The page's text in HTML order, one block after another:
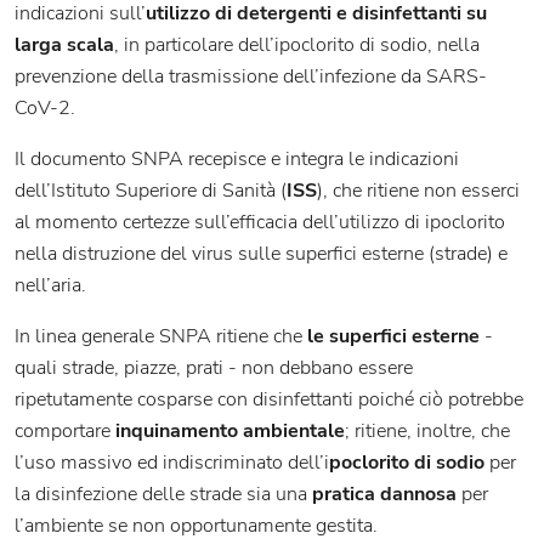
indicazioni sull’utilizzo di detergenti e disinfettanti su
larga scala, in particolare dell’ipoclorito di sodio, nella
prevenzione della trasmissione dell’infezione da SARS-
CoV-2.
Il documento SNPA recepisce e integra le indicazioni
dell’Istituto Superiore di Sanità (ISS), che ritiene non esserci
al momento certezze sull’efficacia dell’utilizzo di ipoclorito
nella distruzione del virus sulle superfici esterne (strade) e
nell’aria.
In linea generale SNPA ritiene che le superfici esterne -
quali strade, piazze, prati - non debbano essere
ripetutamente cosparse con disinfettanti poiché ciò potrebbe
comportare inquinamento ambientale; ritiene, inoltre, che
l’uso massivo ed indiscriminato dell’ipoclorito di sodio per
la disinfezione delle strade sia una pratica dannosa per
l’ambiente se non opportunamente gestita.